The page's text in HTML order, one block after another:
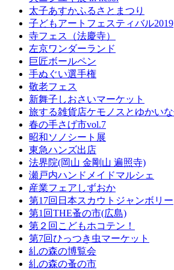
太子あすかふるさとまつり
子どもアートフェスティバル2019
寺フェス（法慶寺）
左京ワンダーランド
巨匠ボールペン
手ぬぐい選手権
敬老フェス
新舞子しおさいマーケット
旅する雑貨店ケモノスとゆかい
春の手さげ市vol.7
昭和ソノシート展
東急ハンズ出店
法界院(岡山 金剛山 遍照寺)
瀬戸内ハンドメイドマルシェ
産業フェアしずおか
第17回日本スカウトジャンボリー
第1回THE蚤の市(広島)
第２回こどもホコテン！
第7回ひっつき虫マーケット
糺の森の博覧会
糺の森の蚤の市